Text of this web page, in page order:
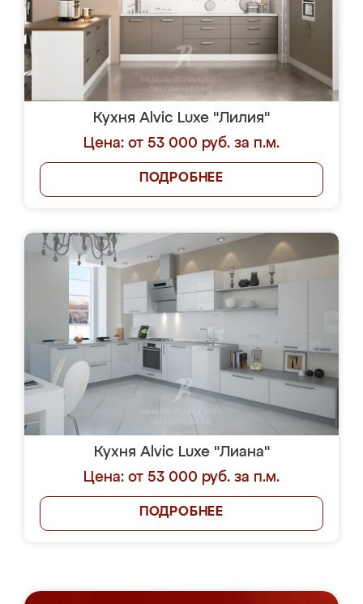
Кухня Alvic Luxe "Лилия"
Цена: от 53 000 руб. за п.м.
ПОДРОБНЕЕ
Кухня Alvic Luxe "Лиана"
Цена: от 53 000 руб. за п.м.
ПОДРОБНЕЕ